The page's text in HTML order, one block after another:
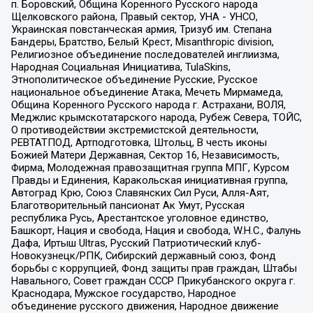
п. Боровский, Община Коренного Русского народа
Щелковского района, Правый сектор, УНА - УНСО,
Украинская повстанческая армия, Тризуб им. Степана
Бандеры, Братство, Белый Крест, Misanthropic division,
Религиозное объединение последователей инглиизма,
Народная Социальная Инициатива, TulaSkins,
Этнополитическое объединение Русские, Русское
национальное объединение Атака, Мечеть Мирмамеда,
Община Коренного Русского народа г. Астрахани, ВОЛЯ,
Меджлис крымскотатарского народа, Рубеж Севера, ТОЙС,
О противодействии экстремистской деятельности,
РЕВТАТПОД, Артподготовка, Штольц, В честь иконы
Божией Матери Державная, Сектор 16, Независимость,
Фирма, Молодежная правозащитная группа МПГ, Курсом
Правды и Единения, Каракольская инициативная группа,
Автоград Крю, Союз Славянских Сил Руси, Алля-Аят,
Благотворительный пансионат Ак Умут, Русская
республика Русь, Арестантское уголовное единство,
Башкорт, Нация и свобода, Нация и свобода, W.H.С., Фалунь
Дафа, Иртыш Ultras, Русский Патриотический клуб-
Новокузнецк/РПК, Сибирский державный союз, Фонд
борьбы с коррупцией, Фонд защиты прав граждан, Штабы
Навального, Совет граждан СССР Прикубанского округа г.
Краснодара, Мужское государство, Народное
объединение русского движения, Народное движение